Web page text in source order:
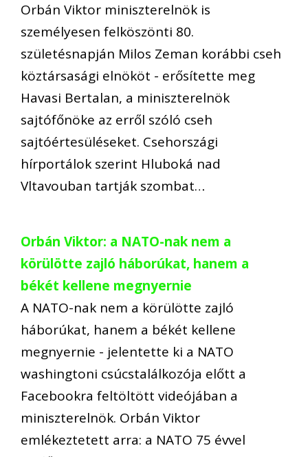
Orbán Viktor miniszterelnök is
személyesen felköszönti 80.
születésnapján Milos Zeman korábbi cseh
köztársasági elnököt - erősítette meg
Havasi Bertalan, a miniszterelnök
sajtófőnöke az erről szóló cseh
sajtóértesüléseket. Csehországi
hírportálok szerint Hluboká nad
Vltavouban tartják szombat…
Orbán Viktor: a NATO-nak nem a
körülötte zajló háborúkat, hanem a
békét kellene megnyernie
A NATO-nak nem a körülötte zajló
háborúkat, hanem a békét kellene
megnyernie - jelentette ki a NATO
washingtoni csúcstalálkozója előtt a
Facebookra feltöltött videójában a
miniszterelnök. Orbán Viktor
emlékeztetett arra: a NATO 75 évvel